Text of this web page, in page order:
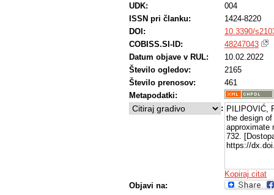
UDK:
004
ISSN pri članku:
1424-8220
DOI:
10.3390/
COBISS.SI-ID:
48247043
Datum objave v RUL:
10.02.2022
Število ogledov:
2165
Število prenosov:
461
Metapodatki:
: PILIPOVIĆ,
the design
approximate
732.
https://
Kopiraj citat
Objavi na: